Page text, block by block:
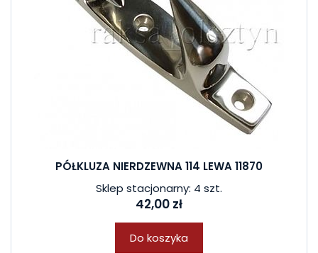
PÓŁKLUZA NIERDZEWNA 114 LEWA 11870
Sklep stacjonarny: 4 szt.
42,00 zł
Do koszyka